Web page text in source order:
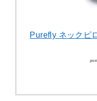
Purefly ネックピ